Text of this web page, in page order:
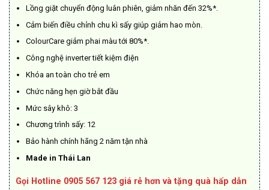
Lồng giặt chuyển động luân phiên, giảm nhăn đến 32%*.
Cảm biến điều chỉnh chu kì sấy giúp giảm hao mòn.
ColourCare giảm phai màu tới 80%*.
Công nghệ inverter tiết kiệm điện
Khóa an toàn cho trẻ em
Chức năng hẹn giờ bắt đầu
Mức sây khô: 3
Chương trình sấy: 12
Bảo hành chính hãng 2 năm tận nhà
Made in Thái Lan
Gọi Hotline 0905 567 123 giá rẻ hơn và tặng quà hấp dẫn